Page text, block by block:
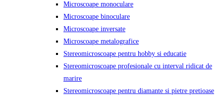
Microscoape monoculare
Microscoape binoculare
Microscoape inversate
Microscoape metalografice
Stereomicroscoape pentru hobby si educatie
Stereomicroscoape profesionale cu interval ridicat de
marire
Stereomicroscoape pentru diamante si pietre pretioase